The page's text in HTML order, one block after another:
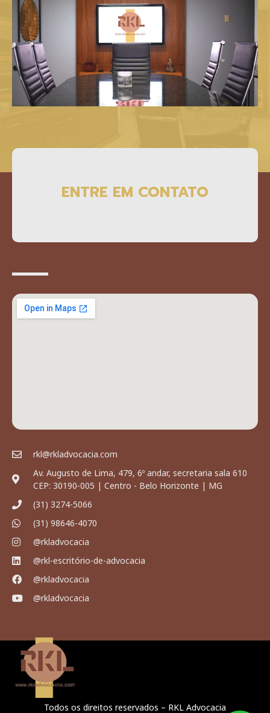
ENTRE EM CONTATO
rkl@rkladvocacia.com
Av. Augusto de Lima, 479, 6º andar, secretaria sala 610
CEP: 30190-005 | Centro - Belo Horizonte | MG
(31) 3274-5066
(31) 98646-4070
@rkladvocacia
@rkl-escritório-de-advocacia
@rkladvocacia
@rkladvocacia
Todos os direitos reservados – RKL Advocacia